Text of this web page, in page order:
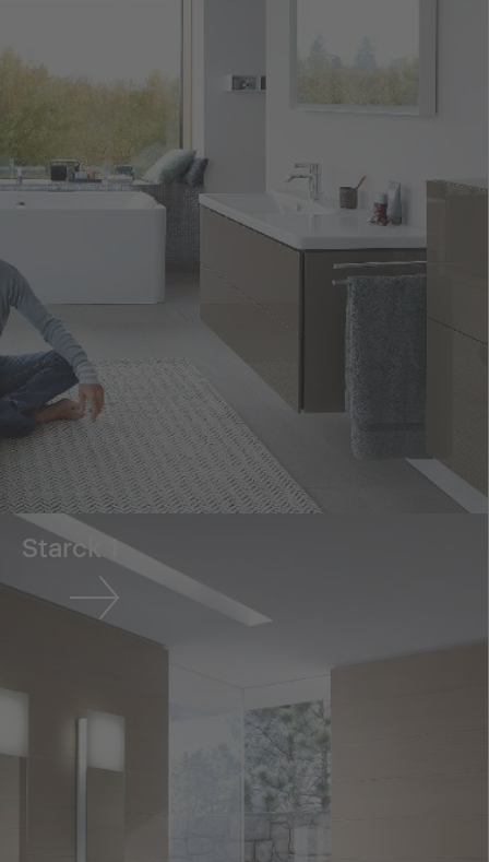
Starck 1